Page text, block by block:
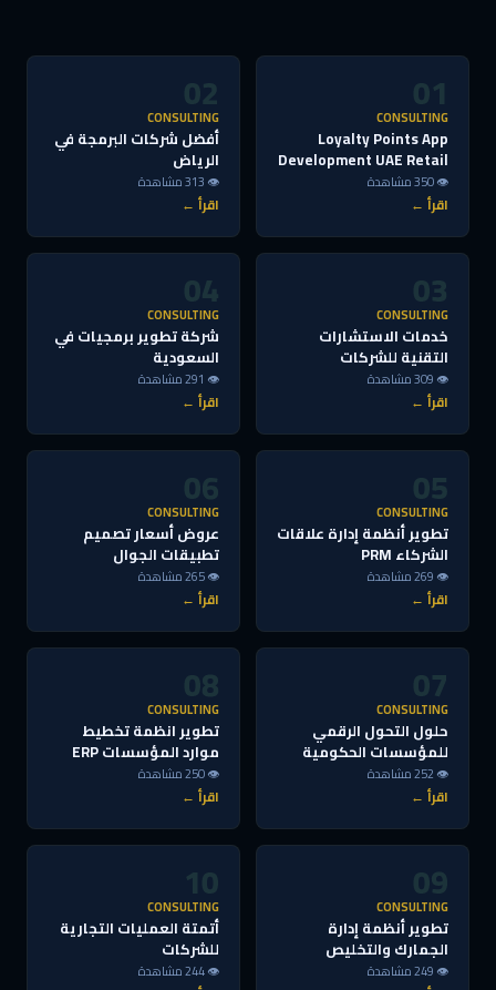
01
CONSULTING
Loyalty Points App
Development UAE Retail
👁 350 مشاهدة
اقرأ ←
02
CONSULTING
أفضل شركات البرمجة في
الرياض
👁 313 مشاهدة
اقرأ ←
03
CONSULTING
خدمات الاستشارات
التقنية للشركات
👁 309 مشاهدة
اقرأ ←
04
CONSULTING
شركة تطوير برمجيات في
السعودية
👁 291 مشاهدة
اقرأ ←
05
CONSULTING
تطوير أنظمة إدارة علاقات
الشركاء PRM
👁 269 مشاهدة
اقرأ ←
06
CONSULTING
عروض أسعار تصميم
تطبيقات الجوال
👁 265 مشاهدة
اقرأ ←
07
CONSULTING
حلول التحول الرقمي
للمؤسسات الحكومية
👁 252 مشاهدة
اقرأ ←
08
CONSULTING
تطوير انظمة تخطيط
موارد المؤسسات ERP
👁 250 مشاهدة
اقرأ ←
09
CONSULTING
تطوير أنظمة إدارة
الجمارك والتخليص
👁 249 مشاهدة
10
CONSULTING
أتمتة العمليات التجارية
للشركات
👁 244 مشاهدة